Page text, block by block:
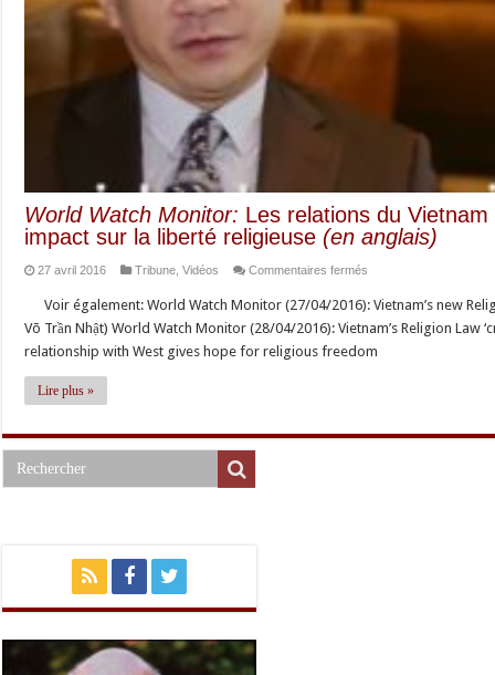
World Watch Monitor: Les relations du Vietnam
impact sur la liberté religieuse (en anglais)
27 avril 2016 Tribune,Vidéos Commentaires fermés
Vietnam
Voir également: World Watch Monitor (27/04/2016): Vietnam’s new
Võ Trần Nhật) World Watch Monitor (28/04/2016): Vietnam’s Religion Law
relationship with West gives hope for religious freedom
Lire plus »